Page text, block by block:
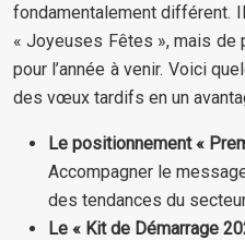
fondamentalement différent.
« Joyeuses Fêtes », mais de
pour l’année à venir. Voici
des vœux tardifs en un
Le positionnement «
Accompagner le
des tendances du
Le « Kit de Démarrage